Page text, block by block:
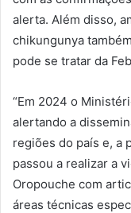
alerta. Além disso,
chikungunya
pode se tratar da
“Em 2024 o
alertando a
regiões do país e, a
passou a realizar a
Oropouche com
áreas técnicas